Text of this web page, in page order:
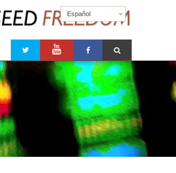
Español